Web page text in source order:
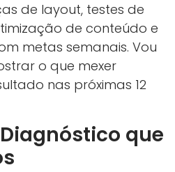
de layout, testes de
de conteúdo e
metas semanais. Vou
o que mexer
nas próximas 12
que